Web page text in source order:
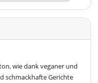
wie dank veganer und
schmackhafte Gerichte